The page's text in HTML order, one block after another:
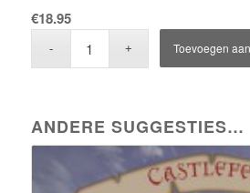
€18.95
Toevoegen
ANDERE SUGGESTIES…